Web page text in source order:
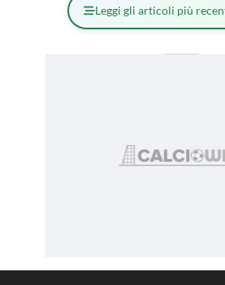
Leggi gli articoli più